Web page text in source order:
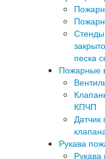
песка
Пожарные
КПЧП
Датчик
Рукава